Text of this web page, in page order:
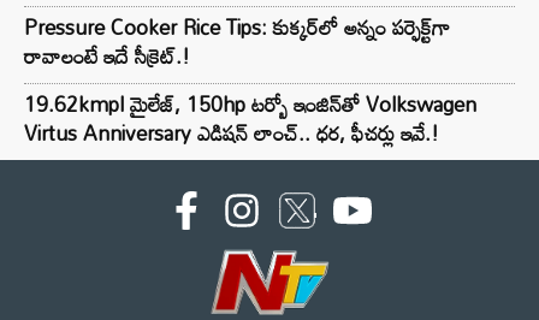
Pressure Cooker Rice Tips: కుక్కర్‌లో అన్నం పర్ఫెక్ట్‌గా
రావాలంటే ఇదే సీక్రెట్.!
19.62kmpl మైలేజ్, 150hp టర్బో ఇంజిన్‌తో Volkswagen
Virtus Anniversary ఎడిషన్ లాంచ్.. ధర, ఫీచర్లు ఇవే.!